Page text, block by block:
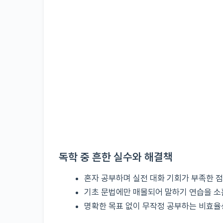
독학 중 흔한 실수와 해결책
혼자 공부하며 실전 대화 기회가 부족한 점
기초 문법에만 매몰되어 말하기 연습을 소
명확한 목표 없이 무작정 공부하는 비효율